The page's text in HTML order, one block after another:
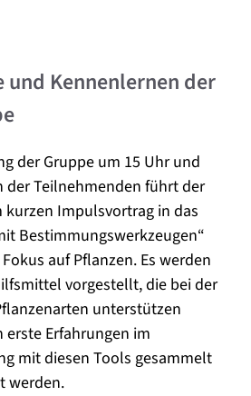
und Kennenlernen der
der Gruppe um 15 Uhr und
der Teilnehmenden führt der
kurzen Impulsvortrag in das
Bestimmungswerkzeugen“
auf Pflanzen. Es werden
vorgestellt, die bei der
unterstützen
erste Erfahrungen im
mit diesen Tools gesammelt
werden.